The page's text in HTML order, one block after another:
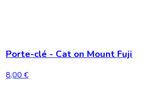
Porte-clé - Cat on Mount Fuji
8,00 €